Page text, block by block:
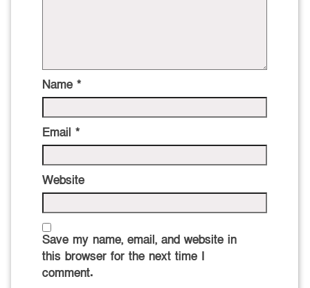
Name *
Email *
Website
Save my name, email, and website in
this browser for the next time I
comment.